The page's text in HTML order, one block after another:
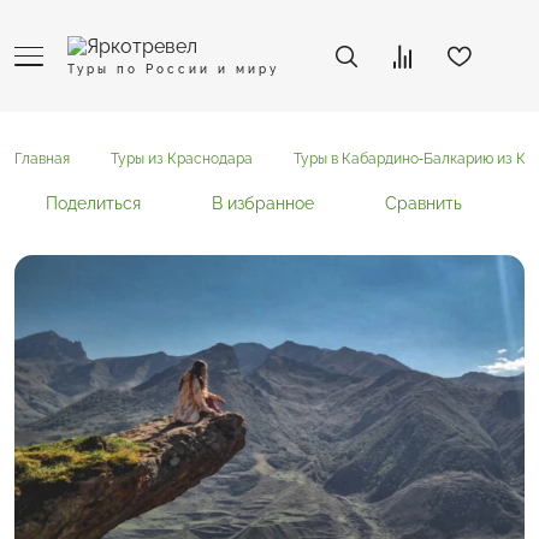
Туры по России и миру
Главная Туры из Краснодара Туры в Кабардино-Балкарию из
Поделиться В избранное Сравнить